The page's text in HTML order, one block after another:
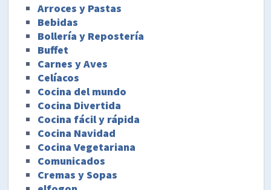
Arroces y Pastas
Bebidas
Bollería y Repostería
Buffet
Carnes y Aves
Celíacos
Cocina del mundo
Cocina Divertida
Cocina fácil y rápida
Cocina Navidad
Cocina Vegetariana
Comunicados
Cremas y Sopas